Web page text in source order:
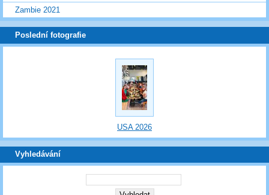
Zambie 2021
Poslední fotografie
USA 2026
Vyhledávání